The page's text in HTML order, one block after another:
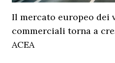
Il mercato europeo dei
commerciali torna a
ACEA